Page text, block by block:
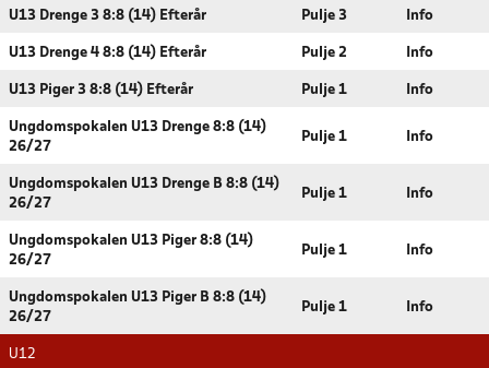
U13 Drenge 3 8:8 (14) Efterår Pulje 3 Info
U13 Drenge 4 8:8 (14) Efterår Pulje 2 Info
U13 Piger 3 8:8 (14) Efterår Pulje 1 Info
Ungdomspokalen U13 Drenge 8:8 (14)
26/27
Pulje 1 Info
Ungdomspokalen U13 Drenge B 8:8 (14)
26/27
Pulje 1 Info
Ungdomspokalen U13 Piger 8:8 (14)
26/27
Pulje 1 Info
Ungdomspokalen U13 Piger B 8:8 (14)
26/27
Pulje 1 Info
U12